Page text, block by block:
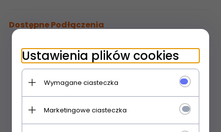
Dostępne Podłączenia
Ustawienia plików cookies
Wymagane ciasteczka
Marketingowe ciasteczka